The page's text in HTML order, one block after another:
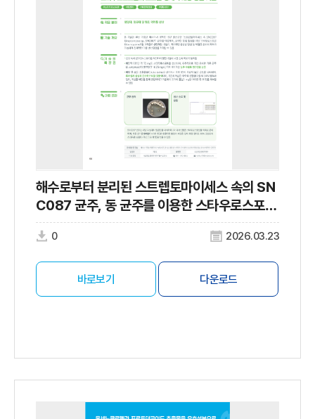
해수로부터 분리된 스트렙토마이세스 속의 SN
C087 균주, 동 균주를 이용한 스타우로스포린
의 생산방법, 동 균주의 배양방법 및 동 균주의
순수배양액
0 2026.03.23
바로보기 다운로드